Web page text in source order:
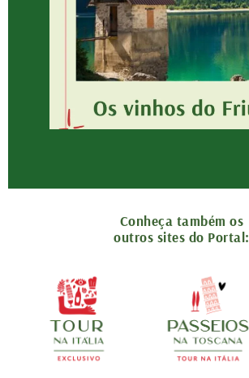
Conheça também os
outros sites do Portal: